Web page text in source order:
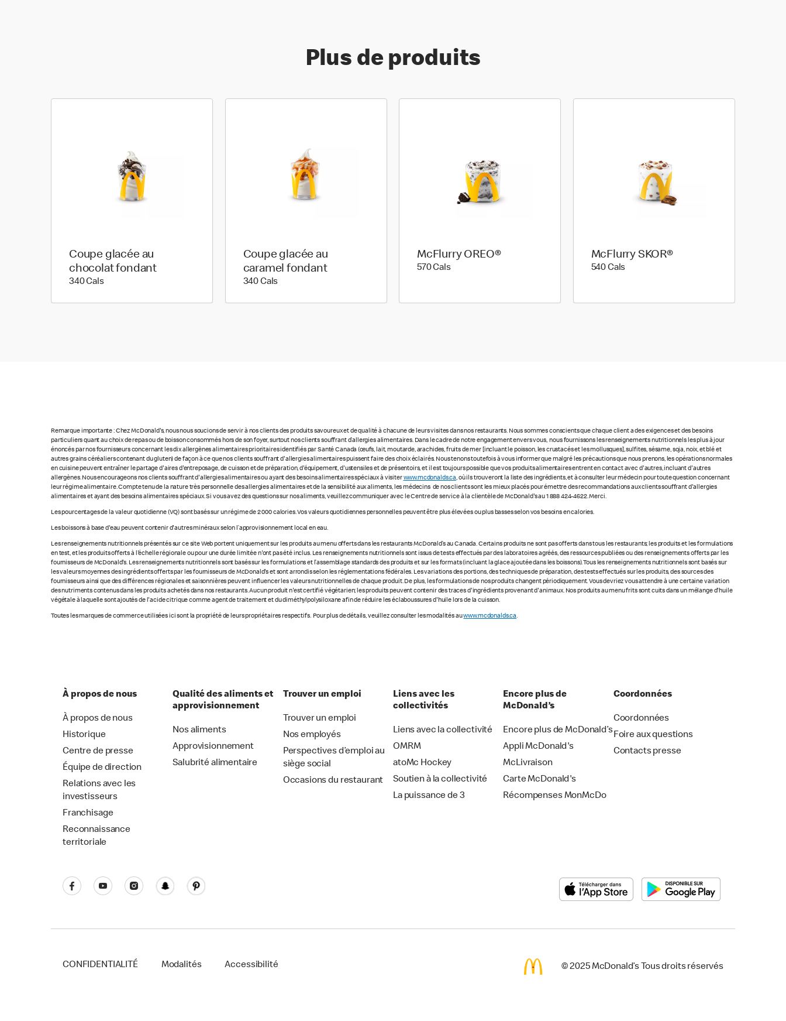
Plus de produits
Coupe glacée au
chocolat fondant
340 Cals340 calories
Coupe glacée au
caramel fondant
340 Cals340 calories
McFlurry OREO®
570 Cals570 calories
McFlurry SKOR®
540 Cals540 calories
Remarque importante : Chez McDonald's, nous nous soucions de servir à nos clients des produits savoureux et de qualité à chacune de leurs visites dans nos restaurants. Nous sommes conscients que chaque client a des exigences et des besoins
particuliers quant au choix de repas ou de boisson consommés hors de son foyer, surtout nos clients souffrant d’allergies alimentaires. Dans le cadre de notre engagement envers vous, nous fournissons les renseignements nutritionnels les plus à jour
énoncés par nos fournisseurs concernant les dix allergènes alimentaires prioritaires identifiés par Santé Canada (œufs, lait, moutarde, arachides, fruits de mer [incluant le poisson, les crustacés et les mollusques], sulfites, sésame, soja, noix, et blé et
autres grains céréaliers contenant du gluten) de façon à ce que nos clients souffrant d'allergies alimentaires puissent faire des choix éclairés. Nous tenons toutefois à vous informer que malgré les précautions que nous prenons, les opérations normales
en cuisine peuvent entraîner le partage d'aires d'entreposage, de cuisson et de préparation, d'équipement, d'ustensiles et de présentoirs, et il est toujours possible que vos produits alimentaires entrent en contact avec d'autres, incluant d'autres
allergènes. Nous encourageons nos clients souffrant d'allergies alimentaires ou ayant des besoins alimentaires spéciaux à visiterwww.mcdonalds.ca, où ils trouveront la liste des ingrédients, et à consulter leur médecin pour toute question concernant
leur régime alimentaire. Compte tenu de la nature très personnelle des allergies alimentaires et de la sensibilité aux aliments, les médecins de nos clients sont les mieux placés pour émettre des recommandations aux clients souffrant d'allergies
alimentaires et ayant des besoins alimentaires spéciaux. Si vous avez des questions sur nos aliments, veuillez communiquer avec le Centre de service à la clientèle de McDonald's au 1 888 424-4622. Merci.
Les pourcentages de la valeur quotidienne (VQ) sont basés sur un régime de 2 000 calories. Vos valeurs quotidiennes personnelles peuvent être plus élevées ou plus basses selon vos besoins en calories.
Les boissons à base d'eau peuvent contenir d'autres minéraux selon l’approvisionnement local en eau.
Les renseignements nutritionnels présentés sur ce site Web portent uniquement sur les produits au menu offerts dans les restaurants McDonald’s au Canada. Certains produits ne sont pas offerts dans tous les restaurants; les produits et les formulations
en test, et les produits offerts à l'échelle régionale ou pour une durée limitée n'ont pas été inclus. Les renseignements nutritionnels sont issus de tests effectués par des laboratoires agréés, des ressources publiées ou des renseignements offerts par les
fournisseurs de McDonald's. Les renseignements nutritionnels sont basés sur les formulations et l’assemblage standards des produits et sur les formats (incluant la glace ajoutée dans les boissons). Tous les renseignements nutritionnels sont basés sur
les valeurs moyennes des ingrédients offerts par les fournisseurs de McDonald's et sont arrondis selon les réglementations fédérales. Les variations des portions, des techniques de préparation, des tests effectués sur les produits, des sources des
fournisseurs ainsi que des différences régionales et saisonnières peuvent influencer les valeurs nutritionnelles de chaque produit. De plus, les formulations de nos produits changent périodiquement. Vous devriez vous attendre à une certaine variation
des nutriments contenus dans les produits achetés dans nos restaurants. Aucun produit n'est certifié végétarien; les produits peuvent contenir des traces d'ingrédients provenant d'animaux. Nos produits au menu frits sont cuits dans un mélange d'huile
végétale à laquelle sont ajoutés de l'acide citrique comme agent de traitement et du diméthylpolysiloxane afin de réduire les éclaboussures d'huile lors de la cuisson.
Toutes les marques de commerce utilisées ici sont la propriété de leurs propriétaires respectifs. Pour plus de détails, veuillez consulter les modalités auwww.mcdonalds.ca.
À propos de nous
À propos de nous
Historique
Centre de presse
Équipe de direction
Relations avec les
investisseurs
Franchisage
Reconnaissance
territoriale
Qualité des aliments et
approvisionnement
Nos aliments
Approvisionnement
Salubrité alimentaire
Trouver un emploi
Trouver un emploi
Nos employés
Perspectives d’emploi au
siège social
Occasions du restaurant
Liens avec les
collectivités
Liens avec la collectivité
OMRM
atoMc Hockey
Soutien à la collectivité
La puissance de 3
Encore plus de
McDonald’s
Encore plus de McDonald’s
Appli McDonald's
McLivraison
Carte McDonald's
Récompenses MonMcDo
Coordonnées
Coordonnées
Foire aux questions
Contacts presse
CONFIDENTIALITÉ Modalités Accessibilité © 2025 McDonald’s Tous droits réservés